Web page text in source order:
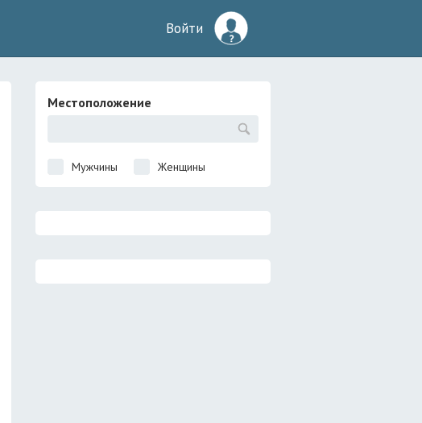
Войти
Местоположение
Мужчины Женщины